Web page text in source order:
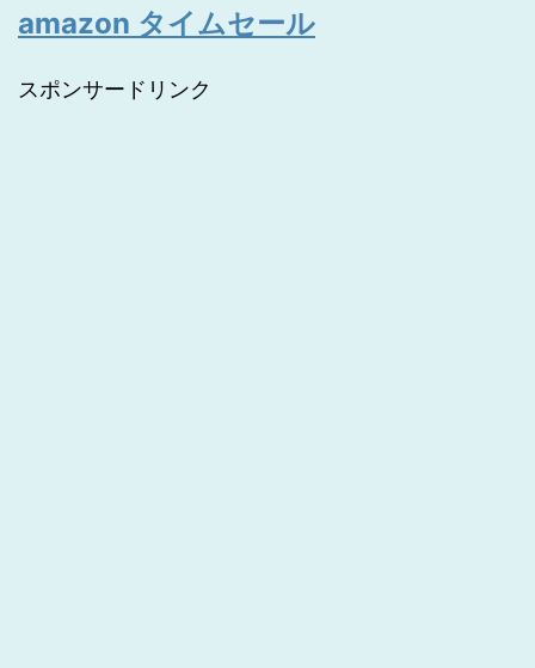
amazon タイムセール
スポンサードリンク